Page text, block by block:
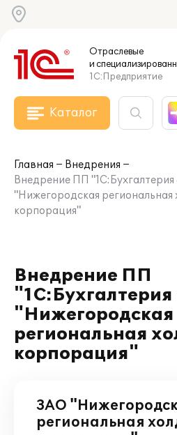
Отраслевые
и
1С:Предприятие
Каталог
Главная
Внедрения
Внедрение ПП
"Нижегородская региональная
корпорация"
Внедрение ПП
"Нижегородская
региональная
корпорация"
ЗАО
региональная